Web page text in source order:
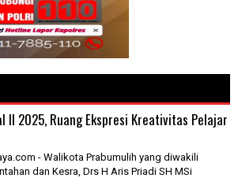
II 2025, Ruang Ekspresi Kreativitas Pelajar
- Walikota Prabumulih yang diwakili
dan Kesra, Drs H Aris Priadi SH MSi